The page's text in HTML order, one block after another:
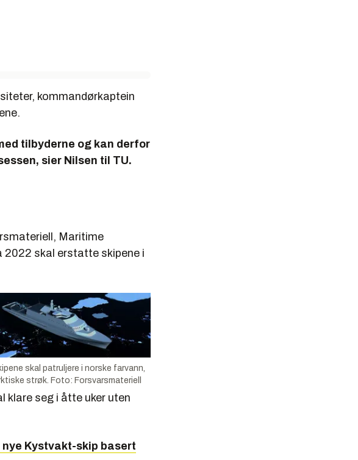
kommandørkaptein
tilbyderne og kan derfor
sier Nilsen til TU.
Maritime
skal erstatte skipene i
skal patruljere i norske farvann,
strøk. Foto: Forsvarsmateriell
klare seg i åtte uker uten
nye Kystvakt-skip basert